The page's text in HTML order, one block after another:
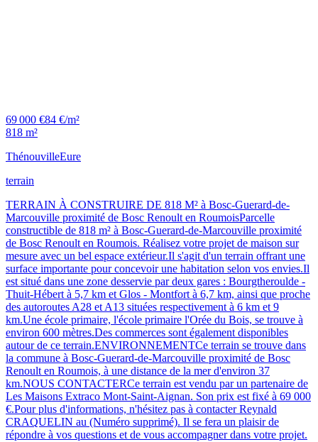
69 000 €84 €/m²
818 m²
ThénouvilleEure
terrain
TERRAIN À CONSTRUIRE DE 818 M² à Bosc-Guerard-de-
Marcouville proximité de Bosc Renoult en RoumoisParcelle
constructible de 818 m² à Bosc-Guerard-de-Marcouville proximité
de Bosc Renoult en Roumois. Réalisez votre projet de maison sur
mesure avec un bel espace extérieur.Il s'agit d'un terrain offrant une
surface importante pour concevoir une habitation selon vos envies.Il
est situé dans une zone desservie par deux gares : Bourgtheroulde -
Thuit-Hébert à 5,7 km et Glos - Montfort à 6,7 km, ainsi que proche
des autoroutes A28 et A13 situées respectivement à 6 km et 9
km.Une école primaire, l'école primaire l'Orée du Bois, se trouve à
environ 600 mètres.Des commerces sont également disponibles
autour de ce terrain.ENVIRONNEMENTCe terrain se trouve dans
la commune à Bosc-Guerard-de-Marcouville proximité de Bosc
Renoult en Roumois, à une distance de la mer d'environ 37
km.NOUS CONTACTERCe terrain est vendu par un partenaire de
Les Maisons Extraco Mont-Saint-Aignan. Son prix est fixé à 69 000
€.Pour plus d'informations, n'hésitez pas à contacter Reynald
CRAQUELIN au (Numéro supprimé). Il se fera un plaisir de
répondre à vos questions et de vous accompagner dans votre projet.